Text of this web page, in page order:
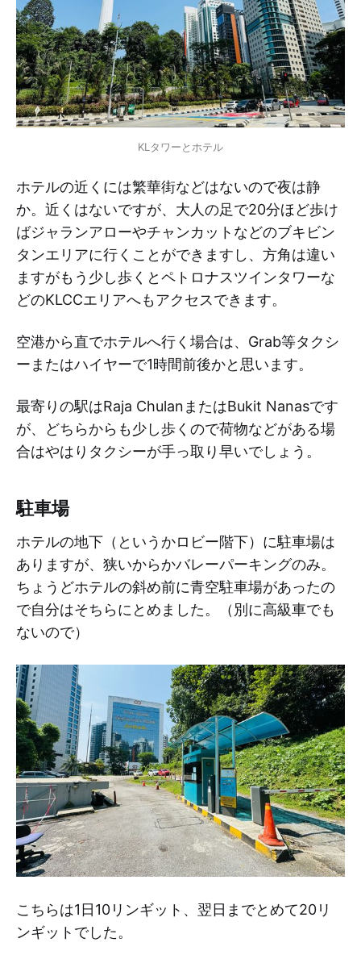
KLタワーとホテル
ホテルの近くには繁華街などはないので夜は静
か。近くはないですが、大人の足で20分ほど歩け
ばジャランアローやチャンカットなどのブキビン
タンエリアに行くことができますし、方角は違い
ますがもう少し歩くとペトロナスツインタワーな
どのKLCCエリアへもアクセスできます。
空港から直でホテルへ行く場合は、Grab等タクシ
ーまたはハイヤーで1時間前後かと思います。
最寄りの駅はRaja ChulanまたはBukit Nanasです
が、どちらからも少し歩くので荷物などがある場
合はやはりタクシーが手っ取り早いでしょう。
駐車場
ホテルの地下（というかロビー階下）に駐車場は
ありますが、狭いからかバレーパーキングのみ。
ちょうどホテルの斜め前に青空駐車場があったの
で自分はそちらにとめました。（別に高級車でも
ないので）
こちらは1日10リンギット、翌日までとめて20リ
ンギットでした。